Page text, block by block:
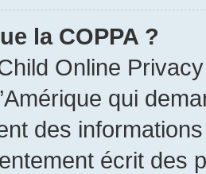
la COPPA ?
Online
qui
des
écrit des